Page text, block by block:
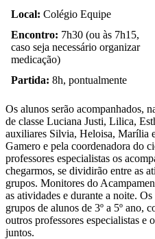
Local: Colégio Equipe
Encontro: 7h30 (ou às 7h15,
caso seja necessário organizar
medicação)
Partida: 8h, pontualmente
Os alunos serão acompanhados,
de classe Luciana Justi, Lilica,
auxiliares Silvia, Heloisa, Marília
Gamero e pela coordenadora do
professores especialistas os
chegarmos, se dividirão entre as
grupos. Monitores do
as atividades e durante a noite.
grupos de alunos de 3º a 5º ano,
outros professores especialistas e
juntos.